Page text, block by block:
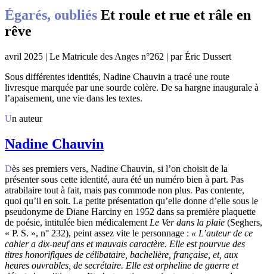
Égarés, oubliés Et roule et rue et râle en
rêve
avril 2025 | Le Matricule des Anges n°262 | par Éric Dussert
Sous différentes identités, Nadine Chauvin a tracé une route
livresque marquée par une sourde colère. De sa hargne inaugurale à
l’apaisement, une vie dans les textes.
Un auteur
Nadine Chauvin
Dès ses premiers vers, Nadine Chauvin, si l’on choisit de la
présenter sous cette identité, aura été un numéro bien à part. Pas
atrabilaire tout à fait, mais pas commode non plus. Pas contente,
quoi qu’il en soit. La petite présentation qu’elle donne d’elle sous le
pseudonyme de Diane Harciny en 1952 dans sa première plaquette
de poésie, intitulée bien médicalementLe Ver dans la plaie (Seghers,
« P. S. », n° 232), peint assez vite le personnage : « L’auteur de ce
cahier a dix-neuf ans et mauvais caractère. Elle est pourvue des
titres honorifiques de célibataire, bachelière, française, et, aux
heures ouvrables, de secrétaire. Elle est orpheline de guerre et